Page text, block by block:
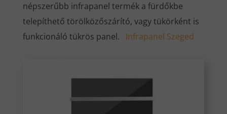
népszerűbb infrapanel termék a fürdőkbe
telepíthető törölközőszárító, vagy tükörként is
funkcionáló tükrös panel. Infrapanel Szeged